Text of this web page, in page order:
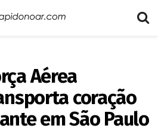
Aérea
coração
em São Paulo